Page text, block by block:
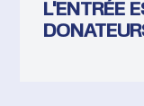
L'ENTRÉE